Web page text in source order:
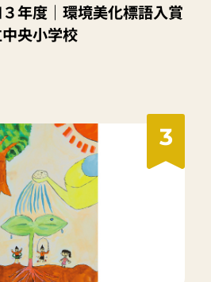
３年度｜環境美化標語入賞
央小学校
3